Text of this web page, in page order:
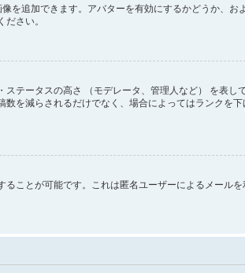
を追加できます。アバターを有効にするかどうか、お
さい。
テータスの高さ （モデレータ、管理人など） を表し
を減らされるだけでなく、場合によってはランクを下
ことが可能です。これは匿名ユーザーによるメール